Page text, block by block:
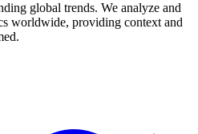
global trends. We analyze and
worldwide, providing context and